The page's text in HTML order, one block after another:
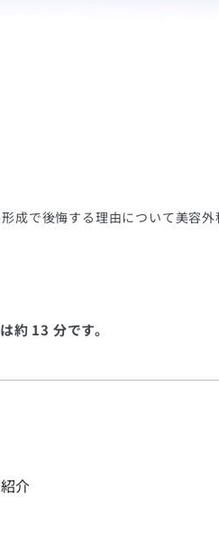
成で後悔する理由について美容
約 13 分です。
介